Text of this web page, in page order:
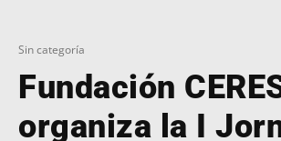
Sin categoría
Fundación
organiza la I